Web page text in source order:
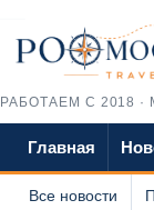
РАБОТАЕМ С 2018
Главная
Все новости